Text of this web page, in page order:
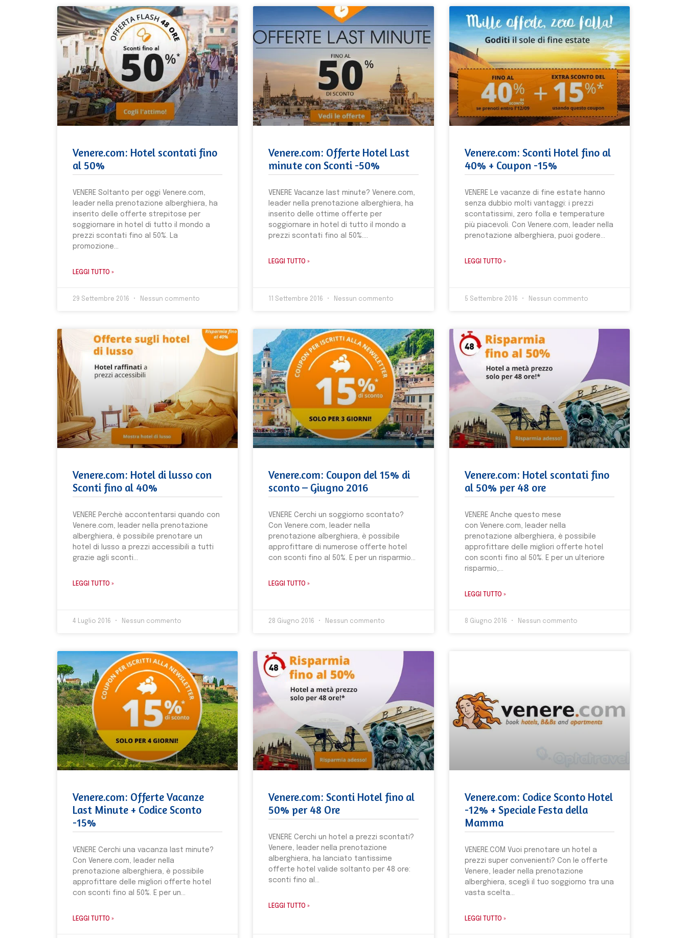
Venere.com: Hotel scontati fino
al 50%
VENERE Soltanto per oggi Venere.com,
leader nella prenotazione alberghiera, ha
inserito delle offerte strepitose per
soggiornare in hotel di tutto il mondo a
prezzi scontati fino al 50%. La
promozione
LEGGI TUTTO »
29 Settembre 2016 Nessun commento
Venere.com: Offerte Hotel Last
minute con Sconti -50%
VENERE Vacanze last minute? Venere.com,
leader nella prenotazione alberghiera, ha
inserito delle ottime offerte per
soggiornare in hotel di tutto il mondo a
prezzi scontati fino al 50%.
LEGGI TUTTO »
11 Settembre 2016 Nessun commento
Venere.com: Sconti Hotel fino al
40% + Coupon -15%
VENERE Le vacanze di fine estate hanno
senza dubbio molti vantaggi: i prezzi
scontatissimi, zero folla e temperature
più piacevoli. Con Venere.com, leader nella
prenotazione alberghiera, puoi godere
LEGGI TUTTO »
5 Settembre 2016 Nessun commento
Venere.com: Hotel di lusso con
Sconti fino al 40%
VENERE Perchè accontentarsi quando con
Venere.com, leader nella prenotazione
alberghiera, è possibile prenotare un
hotel di lusso a prezzi accessibili a tutti
grazie agli sconti
LEGGI TUTTO »
4 Luglio 2016 Nessun commento
Venere.com: Coupon del 15% di
sconto – Giugno 2016
VENERE Cerchi un soggiorno scontato?
Con Venere.com, leader nella
prenotazione alberghiera, è possibile
approfittare di numerose offerte hotel
con sconti fino al 50%. E per un risparmio
LEGGI TUTTO »
28 Giugno 2016 Nessun commento
Venere.com: Hotel scontati fino
al 50% per 48 ore
VENERE Anche questo mese
con Venere.com, leader nella
prenotazione alberghiera, è possibile
approfittare delle migliori offerte hotel
con sconti fino al 50%. E per un ulteriore
risparmio,
LEGGI TUTTO »
8 Giugno 2016 Nessun commento
Venere.com: Offerte Vacanze
Last Minute + Codice Sconto
-15%
VENERE Cerchi una vacanza last minute?
Con Venere.com, leader nella
prenotazione alberghiera, è possibile
approfittare delle migliori offerte hotel
con sconti fino al 50%. E per un
LEGGI TUTTO »
Venere.com: Sconti Hotel fino al
50% per 48 Ore
VENERE Cerchi un hotel a prezzi scontati?
Venere, leader nella prenotazione
alberghiera, ha lanciato tantissime
offerte hotel valide soltanto per 48 ore:
sconti fino al
LEGGI TUTTO »
Venere.com: Codice Sconto Hotel
-12% + Speciale Festa della
Mamma
VENERE.COM Vuoi prenotare un hotel a
prezzi super convenienti? Con le offerte
Venere, leader nella prenotazione
alberghiera, scegli il tuo soggiorno tra una
vasta scelta
LEGGI TUTTO »